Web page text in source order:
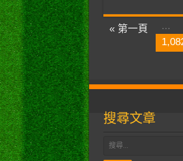
« 第一頁 ...
搜尋文章